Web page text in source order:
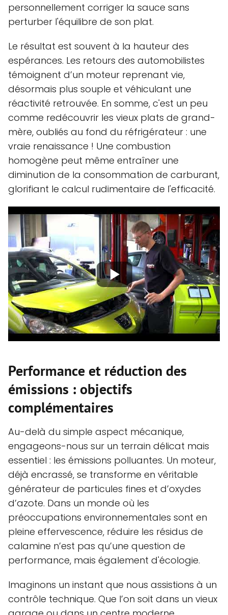
personnellement corriger la sauce sans
perturber l'équilibre de son plat.
Le résultat est souvent à la hauteur des
espérances. Les retours des automobilistes
témoignent d’un moteur reprenant vie,
désormais plus souple et véhiculant une
réactivité retrouvée. En somme, c'est un peu
comme redécouvrir les vieux plats de grand-
mère, oubliés au fond du réfrigérateur : une
vraie renaissance ! Une combustion
homogène peut même entraîner une
diminution de la consommation de carburant,
glorifiant le calcul rudimentaire de l'efficacité.
Performance et réduction des
émissions : objectifs
complémentaires
Au-delà du simple aspect mécanique,
engageons-nous sur un terrain délicat mais
essentiel : les émissions polluantes. Un moteur,
déjà encrassé, se transforme en véritable
générateur de particules fines et d’oxydes
d’azote. Dans un monde où les
préoccupations environnementales sont en
pleine effervescence, réduire les résidus de
calamine n’est pas qu’une question de
performance, mais également d'écologie.
Imaginons un instant que nous assistions à un
contrôle technique. Que l’on soit dans un vieux